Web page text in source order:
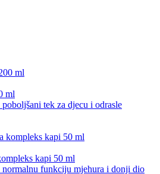
ml
tek za djecu i odrasle
kapi 50 ml
normalnu funkciju mjehura i donji dio